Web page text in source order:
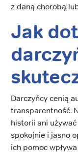
z daną chorobą
Jak
Darczyńcy cenią
transparentność.
historii ani
spokojnie i jasno
ich pomoc